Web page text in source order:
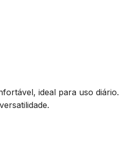
ideal para uso